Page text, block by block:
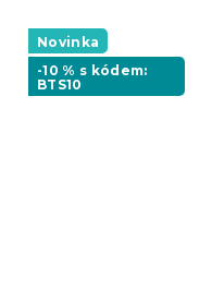
Novinka
-10 % s kódem:
BTS10